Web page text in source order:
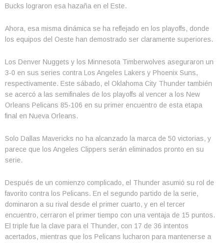
Bucks lograron esa hazaña en el Este.
Ahora, esa misma dinámica se ha reflejado en los playoffs, donde
los equipos del Oeste han demostrado ser claramente superiores.
Los Denver Nuggets y los Minnesota Timberwolves aseguraron un
3-0 en sus series contra Los Angeles Lakers y Phoenix Suns,
respectivamente. Este sábado, el Oklahoma City Thunder también
se acercó a las semifinales de los playoffs al vencer a los New
Orleans Pelicans 85-106 en su primer encuentro de esta etapa
final en Nueva Orleans.
Solo Dallas Mavericks no ha alcanzado la marca de 50 victorias, y
parece que los Angeles Clippers serán eliminados pronto en su
serie.
Después de un comienzo complicado, el Thunder asumió su rol de
favorito contra los Pelicans. En el segundo partido de la serie,
dominaron a su rival desde el primer cuarto, y en el tercer
encuentro, cerraron el primer tiempo con una ventaja de 15 puntos.
El triple fue la clave para el Thunder, con 17 de 36 intentos
acertados, mientras que los Pelicans lucharon para mantenerse a